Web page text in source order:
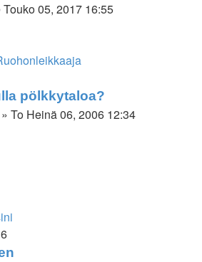
Touko 05, 2017 16:55
pölkkytaloa?
» To Heinä 06, 2006 12:34